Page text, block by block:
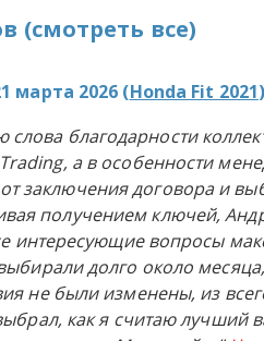
(смотреть все)
марта 2026 (Honda Fit 2021
благодарности
а в особенности
заключения договора и
получением ключей,
интересующие вопросы
долго около
не были изменены, из
как я считаю лучший